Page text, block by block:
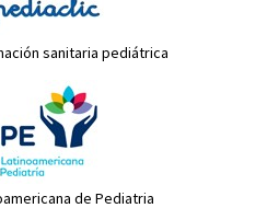
sanitaria pediátrica
de Pediatria